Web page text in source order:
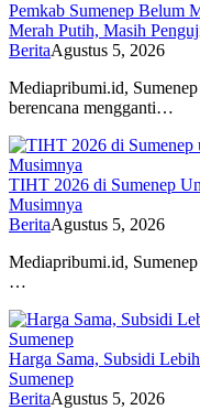
Pemkab Sumenep Belum
Merah Putih, Masih
BeritaAgustus 5, 2026
Mediapribumi.id,
berencana mengganti…
TIHT 2026 di Sumenep
Musimnya
BeritaAgustus 5, 2026
Mediapribumi.id,
…
Harga Sama, Subsidi
Sumenep
BeritaAgustus 5, 2026